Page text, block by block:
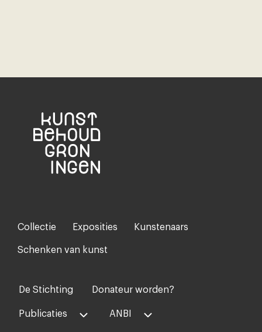
Footer-
menu
Collectie Exposities Kunstenaars
Schenken van kunst
Voet
midden
De Stichting Donateur worden?
Publicaties ANBI